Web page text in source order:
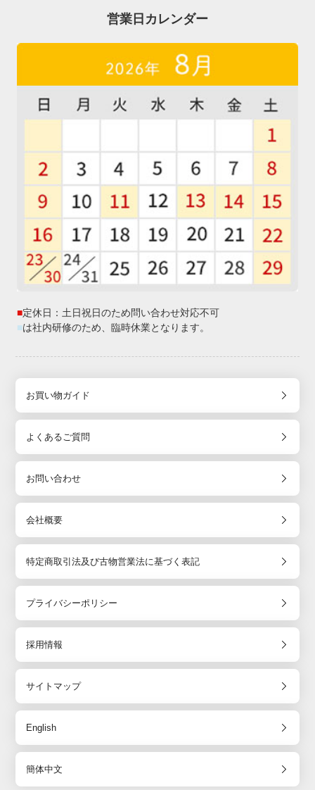
営業日カレンダー
■定休日：土日祝日のため問い合わせ対応不可
■は社内研修のため、臨時休業となります。
お買い物ガイド
よくあるご質問
お問い合わせ
会社概要
特定商取引法及び古物営業法に基づく表記
プライバシーポリシー
採用情報
サイトマップ
English
簡体中文